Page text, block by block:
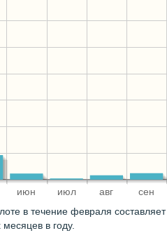
июн июл авг сен
в течение февраля составляет
в году.